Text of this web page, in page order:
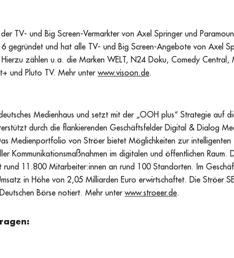
TV- und Big Screen-Vermarkter von Axel Springer und
gegründet und hat alle TV- und Big Screen-Angebote von Axel
zählen u.a. die Marken WELT, N24 Doku, Comedy Central,
und Pluto TV. Mehr unter www.visoon.de.
Medienhaus und setzt mit der „OOH plus“ Strategie auf
durch die flankierenden Geschäftsfelder Digital & Dialog
Medienportfolio von Ströer bietet Möglichkeiten zur intelligenten
Kommunikationsmaßnahmen im digitalen und öffentlichen Raum.
rund 11.800 Mitarbeiter:innen an rund 100 Standorten. Im
in Höhe von 2,05 Milliarden Euro erwirtschaftet. Die Ströer
Börse notiert. Mehr unter www.stroeer.de.